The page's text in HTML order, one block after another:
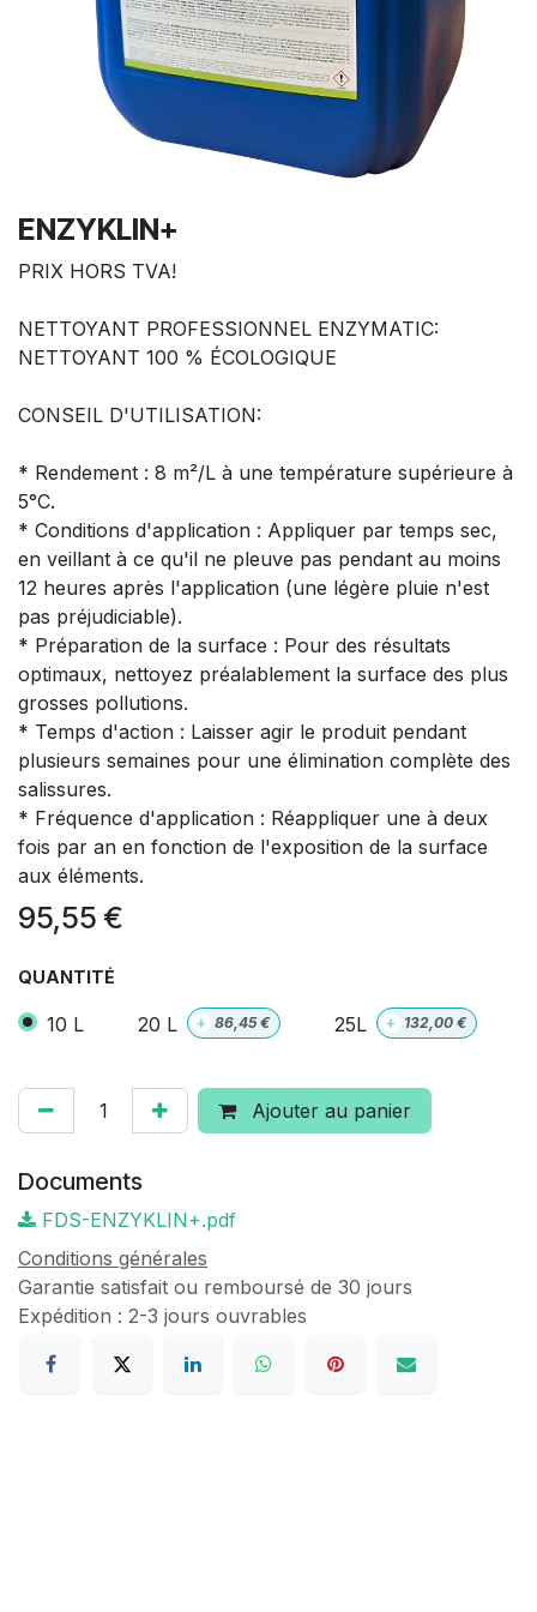
ENZYKLIN+
PRIX HORS TVA!
NETTOYANT PROFESSIONNEL ENZYMATIC:
NETTOYANT 100 % ÉCOLOGIQUE
CONSEIL D'UTILISATION:
* Rendement : 8 m²/L à une température supérieure à
5°C.
* Conditions d'application : Appliquer par temps sec,
en veillant à ce qu'il ne pleuve pas pendant au moins
12 heures après l'application (une légère pluie n'est
pas préjudiciable).
* Préparation de la surface : Pour des résultats
optimaux, nettoyez préalablement la surface des plus
grosses pollutions.
* Temps d'action : Laisser agir le produit pendant
plusieurs semaines pour une élimination complète des
salissures.
* Fréquence d'application : Réappliquer une à deux
fois par an en fonction de l'exposition de la surface
aux éléments.
95,55 €
QUANTITÉ
10 L 20 L + 86,45€ 25L + 132,00€
Ajouter au panier
Documents
FDS-ENZYKLIN+.pdf
Conditions générales
Garantie satisfait ou remboursé de 30 jours
Expédition : 2-3 jours ouvrables